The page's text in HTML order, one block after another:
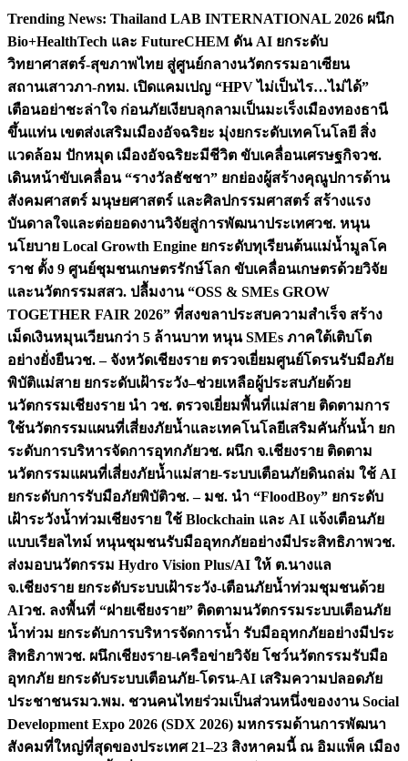
Skip
content
Trending News: Thailand LAB INTERNATIONAL 2026 ผนึก
Bio+HealthTech และ FutureCHEM ดัน AI ยกระดับ
วิทยาศาสตร์-สุขภาพไทย สู่ศูนย์กลางนวัตกรรมอาเซียน
สถานเสาวภา-กทม. เปิดแคมเปญ “HPV ไม่เป็นไร…ไม่ได้”
เตือนอย่าชะล่าใจ ก่อนภัยเงียบลุกลามเป็นมะเร็งเมืองทองธานี
ขึ้นแท่น เขตส่งเสริมเมืองอัจฉริยะ มุ่งยกระดับเทคโนโลยี สิ่ง
แวดล้อม ปักหมุด เมืองอัจฉริยะมีชีวิต ขับเคลื่อนเศรษฐกิจวช.
เดินหน้าขับเคลื่อน “รางวัลธัชชา” ยกย่องผู้สร้างคุณูปการด้าน
สังคมศาสตร์ มนุษยศาสตร์ และศิลปกรรมศาสตร์ สร้างแรง
บันดาลใจและต่อยอดงานวิจัยสู่การพัฒนาประเทศวช. หนุน
นโยบาย Local Growth Engine ยกระดับทุเรียนต้นแม่น้ำมูลโค
ราช ตั้ง 9 ศูนย์ชุมชนเกษตรรักษ์โลก ขับเคลื่อนเกษตรด้วยวิจัย
และนวัตกรรมสสว. ปลื้มงาน “OSS & SMEs GROW
TOGETHER FAIR 2026” ที่สงขลาประสบความสำเร็จ สร้าง
เม็ดเงินหมุนเวียนกว่า 5 ล้านบาท หนุน SMEs ภาคใต้เติบโต
อย่างยั่งยืนวช. – จังหวัดเชียงราย ตรวจเยี่ยมศูนย์โดรนรับมือภัย
พิบัติแม่สาย ยกระดับเฝ้าระวัง–ช่วยเหลือผู้ประสบภัยด้วย
นวัตกรรมเชียงราย นำ วช. ตรวจเยี่ยมพื้นที่แม่สาย ติดตามการ
ใช้นวัตกรรมแผนที่เสี่ยงภัยน้ำและเทคโนโลยีเสริมคันกั้นน้ำ ยก
ระดับการบริหารจัดการอุทกภัยวช. ผนึก จ.เชียงราย ติดตาม
นวัตกรรมแผนที่เสี่ยงภัยน้ำแม่สาย-ระบบเตือนภัยดินถล่ม ใช้ AI
ยกระดับการรับมือภัยพิบัติวช. – มช. นำ “FloodBoy” ยกระดับ
เฝ้าระวังน้ำท่วมเชียงราย ใช้ Blockchain และ AI แจ้งเตือนภัย
แบบเรียลไทม์ หนุนชุมชนรับมืออุทกภัยอย่างมีประสิทธิภาพวช.
ส่งมอบนวัตกรรม Hydro Vision Plus/AI ให้ ต.นางแล
จ.เชียงราย ยกระดับระบบเฝ้าระวัง-เตือนภัยน้ำท่วมชุมชนด้วย
AIวช. ลงพื้นที่ “ฝายเชียงราย” ติดตามนวัตกรรมระบบเตือนภัย
น้ำท่วม ยกระดับการบริหารจัดการน้ำ รับมืออุทกภัยอย่างมีประ
สิทธิภาพวช. ผนึกเชียงราย-เครือข่ายวิจัย โชว์นวัตกรรมรับมือ
อุทกภัย ยกระดับระบบเตือนภัย-โดรน-AI เสริมความปลอดภัย
ประชาชนรมว.พม. ชวนคนไทยร่วมเป็นส่วนหนึ่งของงาน Social
Development Expo 2026 (SDX 2026) มหกรรมด้านการพัฒนา
สังคมที่ใหญ่ที่สุดของประเทศ 21–23 สิงหาคมนี้ ณ อิมแพ็ค เมือง